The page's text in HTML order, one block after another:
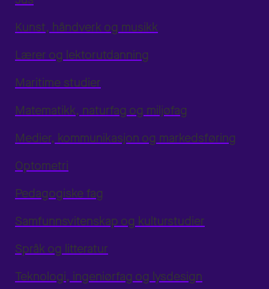
Kunst, håndverk og musikk
Lærer og lektorutdanning
Maritime studier
Matematikk, naturfag og miljøfag
Medier, kommunikasjon og markedsføring
Optometri
Pedagogiske fag
Samfunnsvitenskap og kulturstudier
Språk og litteratur
Teknologi, ingeniørfag og lysdesign